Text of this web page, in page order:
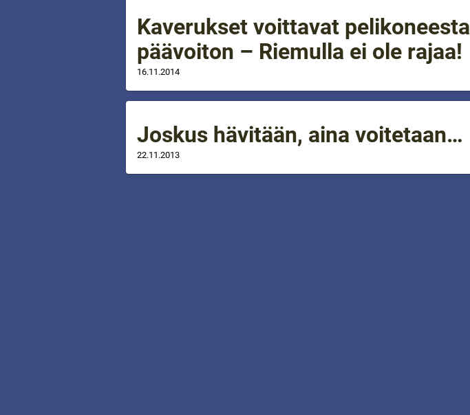
Kaverukset voittavat pelikoneesta
päävoiton – Riemulla ei ole rajaa!
16.11.2014
Joskus hävitään, aina voitetaan…
22.11.2013